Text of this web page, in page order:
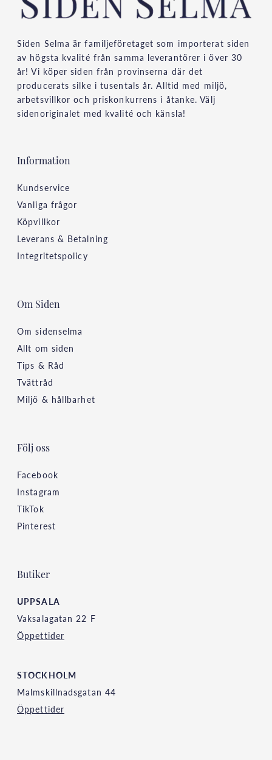
Siden Selma är familjeföretaget som importerat siden
av högsta kvalité från samma leverantörer i över 30
år! Vi köper siden från provinserna där det
producerats silke i tusentals år. Alltid med miljö,
arbetsvillkor och priskonkurrens i åtanke. Välj
sidenoriginalet med kvalité och känsla!
Information
Kundservice
Vanliga frågor
Köpvillkor
Leverans & Betalning
Integritetspolicy
Om Siden
Om sidenselma
Allt om siden
Tips & Råd
Tvättråd
Miljö & hållbarhet
Följ oss
Facebook
Instagram
TikTok
Pinterest
Butiker
UPPSALA
Vaksalagatan 22 F
Öppettider
STOCKHOLM
Malmskillnadsgatan 44
Öppettider